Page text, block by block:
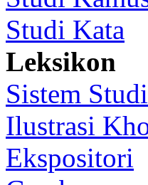
Studi Kata
Leksikon
Sistem
Ilustrasi
Ekspositori